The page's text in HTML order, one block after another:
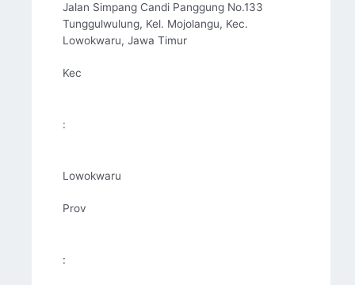
Jalan Simpang Candi Panggung No.133
Tunggulwulung, Kel. Mojolangu, Kec.
Lowokwaru, Jawa Timur
Kec
:
Lowokwaru
Prov
: